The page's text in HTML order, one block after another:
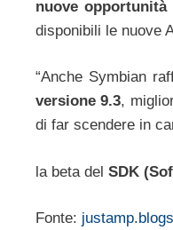
nuove opportunità
disponibili le nuove
“Anche Symbian
versione 9.3,
di far scendere in
la beta del SDK
Fonte: